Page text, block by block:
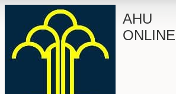
AHU
ONLINE